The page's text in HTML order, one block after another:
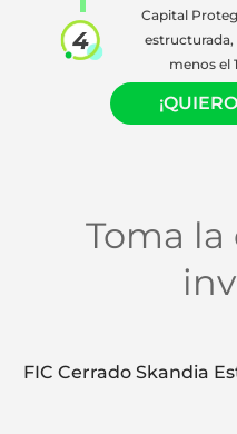
Capital
estructurada,
menos el
Toma
FIC Cerrado Skandia